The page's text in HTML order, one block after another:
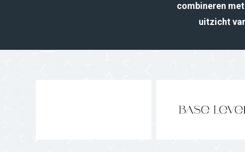
combineren
uitzicht